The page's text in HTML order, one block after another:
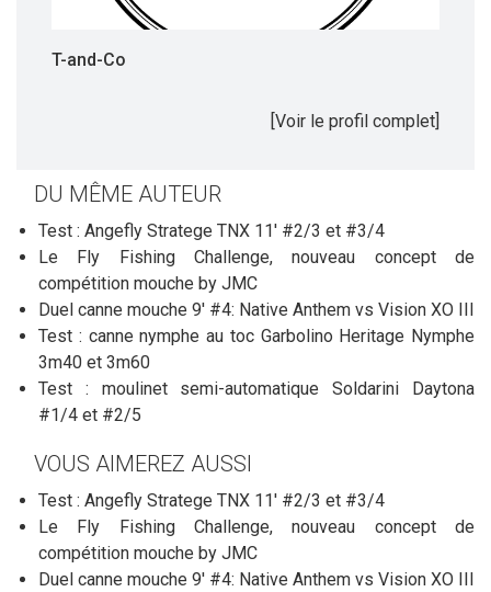
T-and-Co
[Voir le profil complet]
DU MÊME AUTEUR
Test : Angefly Stratege TNX 11' #2/3 et #3/4
Le Fly Fishing Challenge, nouveau concept de
compétition mouche by JMC
Duel canne mouche 9' #4: Native Anthem vs Vision XO III
Test : canne nymphe au toc Garbolino Heritage Nymphe
3m40 et 3m60
Test : moulinet semi-automatique Soldarini Daytona
#1/4 et #2/5
VOUS AIMEREZ AUSSI
Test : Angefly Stratege TNX 11' #2/3 et #3/4
Le Fly Fishing Challenge, nouveau concept de
compétition mouche by JMC
Duel canne mouche 9' #4: Native Anthem vs Vision XO III